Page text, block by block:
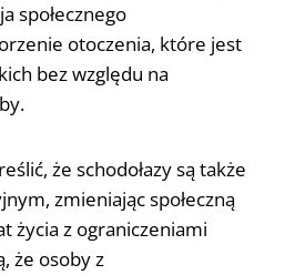
społecznego
otoczenia, które jest
bez względu na
że schodołazy są także
zmieniając społeczną
życia z ograniczeniami
że osoby z